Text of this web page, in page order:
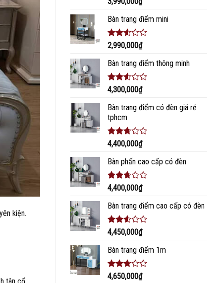
hạng
2.56 5
sao
Bàn trang điểm mini
Được
hạng
2.38
5 sao
2,990,000₫
Bàn trang điểm thông minh
Được
hạng
2.37
5 sao
4,300,000₫
Bàn trang điểm có đèn giá rẻ
tphcm
Được
hạng
2.54
5 sao
4,400,000₫
Bàn phấn cao cấp có đèn
Được
hạng
2.57 5
sao
4,400,000₫
Bàn trang điểm cao cấp có đèn
Được
hạng
2.39
5 sao
4,450,000₫
Bàn trang điểm 1m
Được
4,650,000₫
kiện.